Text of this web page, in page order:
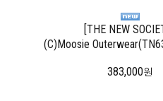
[THE NEW
(C)Moosie
383,000원